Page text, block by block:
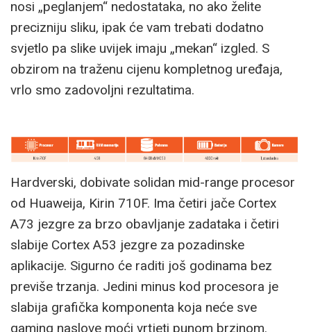
nosi „peglanjem“ nedostataka, no ako želite
precizniju sliku, ipak će vam trebati dodatno
svjetlo pa slike uvijek imaju „mekan“ izgled. S
obzirom na traženu cijenu kompletnog uređaja,
vrlo smo zadovoljni rezultatima.
Hardverski, dobivate solidan mid-range procesor
od Huaweija, Kirin 710F. Ima četiri jače Cortex
A73 jezgre za brzo obavljanje zadataka i četiri
slabije Cortex A53 jezgre za pozadinske
aplikacije. Sigurno će raditi još godinama bez
previše trzanja. Jedini minus kod procesora je
slabija grafička komponenta koja neće sve
gaming naslove moći vrtjeti punom brzinom.